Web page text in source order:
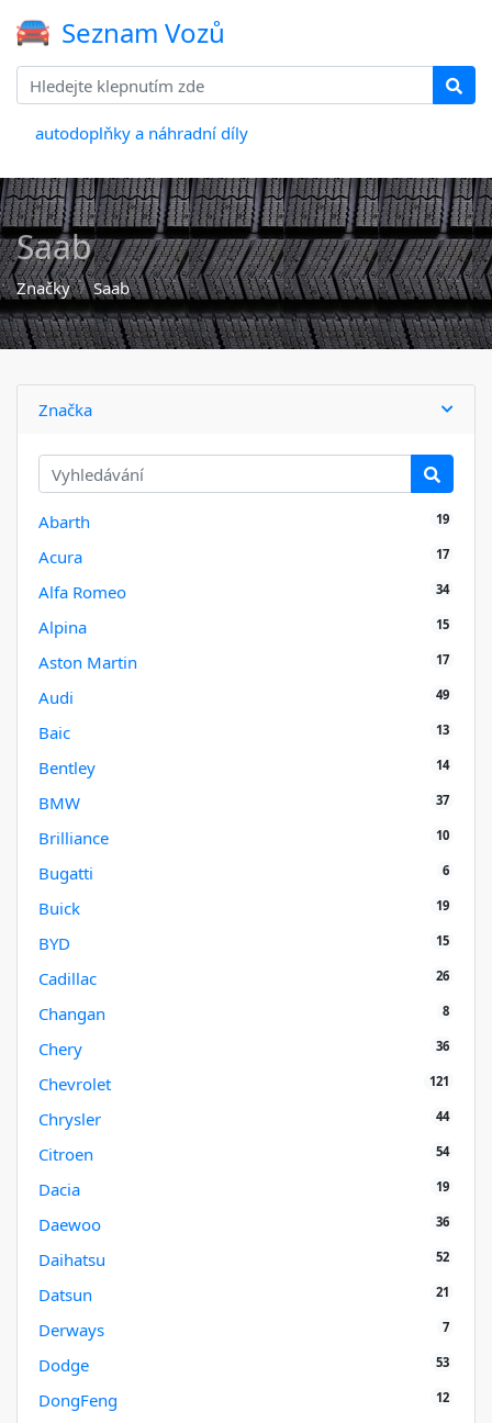
Seznam Vozů
autodoplňky a náhradní díly
Saab
Značky Saab
Značka
Abarth 19
Acura 17
Alfa Romeo 34
Alpina 15
Aston Martin 17
Audi 49
Baic 13
Bentley 14
BMW 37
Brilliance 10
Bugatti 6
Buick 19
BYD 15
Cadillac 26
Changan 8
Chery 36
Chevrolet 121
Chrysler 44
Citroen 54
Dacia 19
Daewoo 36
Daihatsu 52
Datsun 21
Derways 7
Dodge 53
DongFeng 12